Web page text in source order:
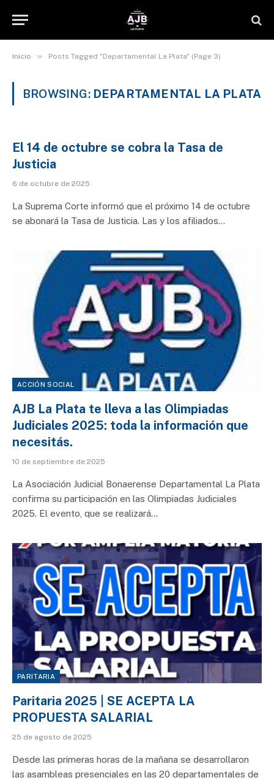
Inicio » Posts Tagged "Departamental La Plata" (Page 3)
BROWSING: DEPARTAMENTAL LA PLATA
El 14 de octubre se cobra la Tasa de
Justicia
6 de octubre de 2025
La Suprema Corte informó que el próximo 14 de octubre
se abonará la Tasa de Justicia. Las y los afiliados…
ACCIÓN SOCIAL
AJB La Plata te lleva a las Olimpiadas
Judiciales 2025: toda la información que
necesitás.
10 de septiembre de 2025
La Asociación Judicial Bonaerense Departamental La Plata
confirma su participación en las Olimpiadas Judiciales
2025. El evento, que se realizará…
PARITARIA
Paritaria 2025 | SE ACEPTA LA
PROPUESTA SALARIAL
25 de agosto de 2025
Desde las primeras horas de la mañana se desarrollaron
las asambleas presenciales en las 20 departamentales de